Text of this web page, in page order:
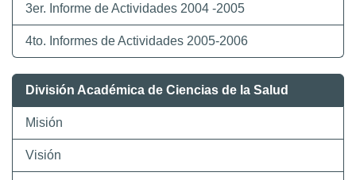
3er. Informe de Actividades 2004 -2005
4to. Informes de Actividades 2005-2006
División Académica de Ciencias de la Salud
Misión
Visión